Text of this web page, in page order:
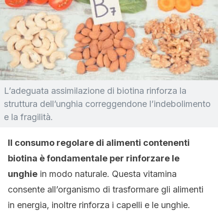
L’adeguata assimilazione di biotina rinforza la
struttura dell’unghia correggendone l’indebolimento
e la fragilità.
Il consumo regolare di alimenti contenenti
biotina è fondamentale per rinforzare le
unghie in modo naturale. Questa vitamina
consente all’organismo di trasformare gli alimenti
in energia, inoltre rinforza i capelli e le unghie.